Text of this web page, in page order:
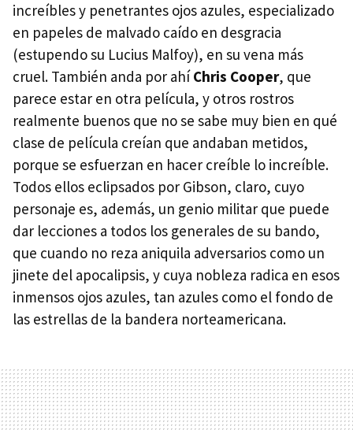
increíbles y penetrantes ojos azules, especializado
en papeles de malvado caído en desgracia
(estupendo su Lucius Malfoy), en su vena más
cruel. También anda por ahíChris Cooper, que
parece estar en otra película, y otros rostros
realmente buenos que no se sabe muy bien en qué
clase de película creían que andaban metidos,
porque se esfuerzan en hacer creíble lo increíble.
Todos ellos eclipsados por Gibson, claro, cuyo
personaje es, además, un genio militar que puede
dar lecciones a todos los generales de su bando,
que cuando no reza aniquila adversarios como un
jinete del apocalipsis, y cuya nobleza radica en esos
inmensos ojos azules, tan azules como el fondo de
las estrellas de la bandera norteamericana.